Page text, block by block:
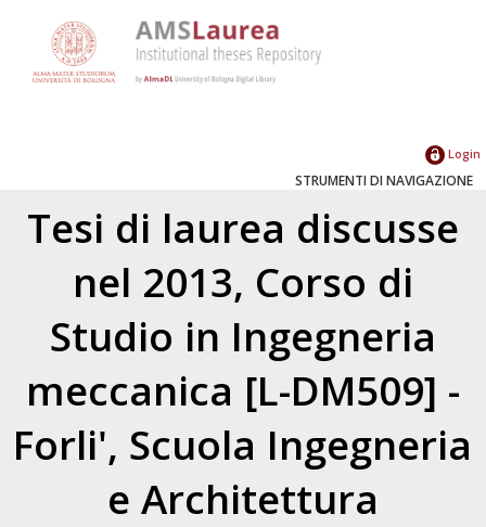
Login
STRUMENTI DI NAVIGAZIONE
Tesi di laurea discusse
nel 2013, Corso di
Studio in Ingegneria
meccanica [L-DM509] -
Forli', Scuola Ingegneria
e Architettura